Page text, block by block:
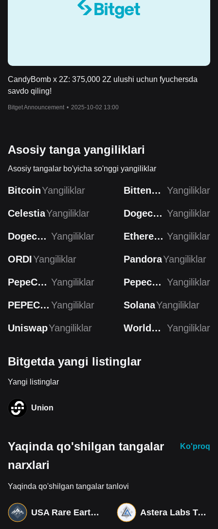
CandyBomb x 2Z: 375,000 2Z ulushi uchun fyuchersda
savdo qiling!
Bitget Announcement • 2025-10-02 13:00
Asosiy tanga yangiliklari
Asosiy tangalar bo'yicha so'nggi yangiliklar
BitcoinYangiliklar Bittensor Yangiliklar
CelestiaYangiliklar Dogecoin Yangiliklar
Dogecoin Yangiliklar Ethereum Yangiliklar
ORDIYangiliklar PandoraYangiliklar
PepeCoin Yangiliklar Pepecoin Yangiliklar
PEPECOIN Yangiliklar SolanaYangiliklar
UniswapYangiliklar Worldcoin Yangiliklar
Bitgetda yangi listinglar
Yangi listinglar
Union
Yaqinda qo'shilgan tangalar
narxlari
Ko'proq
Yaqinda qo'shilgan tangalar tanlovi
USA Rare Earth Tokenized bStocks Astera Labs Tokenized bStocks